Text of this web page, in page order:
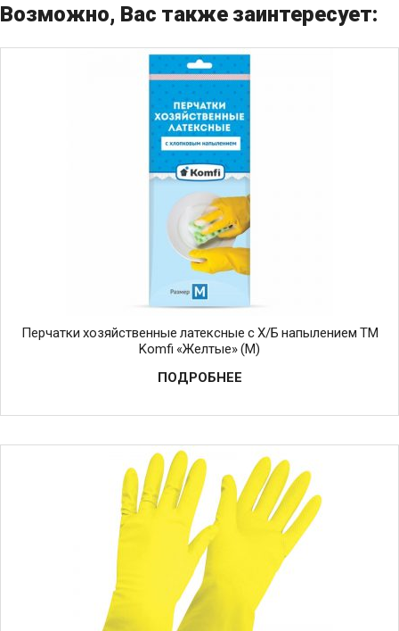
Возможно, Вас также заинтересует:
Перчатки хозяйственные латексные с Х/Б напылением ТМ
Komfi «Желтые» (M)
ПОДРОБНЕЕ